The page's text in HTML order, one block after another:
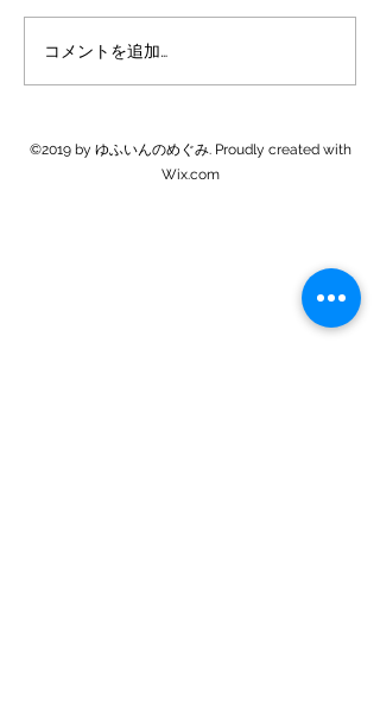
米農家は忙しくなります
コメントを追加…
©2019 by ゆふいんのめぐみ. Proudly created with
Wix.com